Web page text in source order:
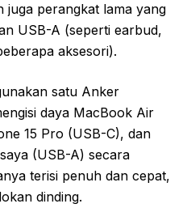
juga perangkat lama yang
USB-A (seperti earbud,
aksesori).
satu Anker
daya MacBook Air
15 Pro (USB-C), dan
(USB-A) secara
terisi penuh dan cepat,
dinding.